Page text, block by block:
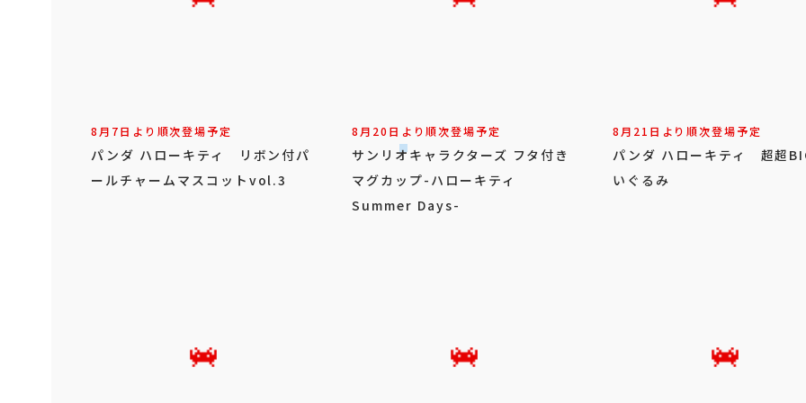
8月7日より順次登場予定
パンダ ハローキティ リボン付パ
ールチャームマスコットvol.3
8月20日より順次登場予定
サンリオキャラクターズ フタ付き
マグカップ-ハローキティ
Summer Days-
8月21日より順次登場予定
パンダ ハローキティ 超超
いぐるみ